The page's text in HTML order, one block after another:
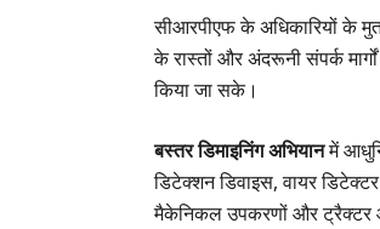
सीआरपीएफ के अधिकारियों के
के रास्तों और अंदरूनी संपर्क
किया जा सके।
बस्तर डिमाइनिंग अभियानमें
डिटेक्शन डिवाइस, वायर
मैकेनिकल उपकरणों और ट्रैक्टर